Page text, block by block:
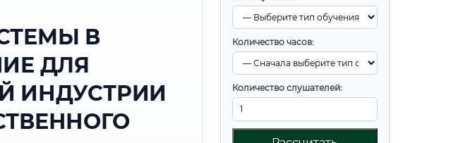
Количество часов:
Количество слушателей:
В
ДЛЯ
ИНДУСТРИИ